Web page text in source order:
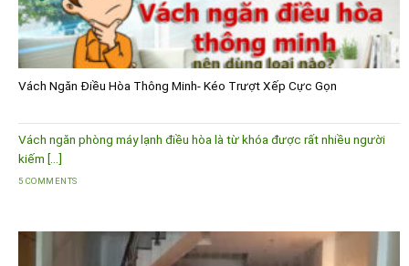
Vách Ngăn Điều Hòa Thông Minh- Kéo Trượt Xếp Cực Gọn
Vách ngăn phòng máy lạnh điều hòa là từ khóa được rất nhiều người
kiếm [...]
5 COMMENTS